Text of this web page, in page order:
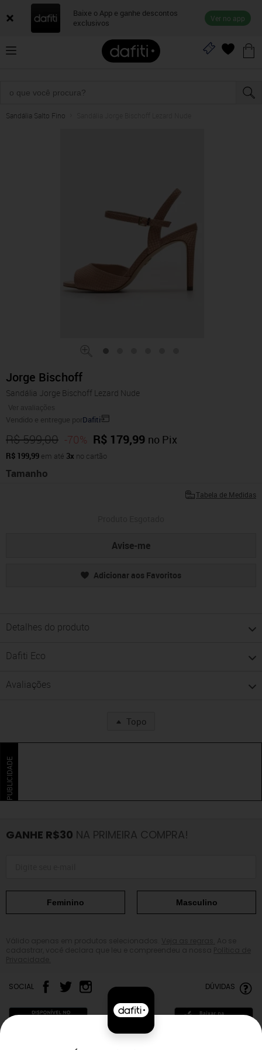
Baixe o App e ganhe descontos
exclusivos
Ver no app
Sandália Salto Fino
Jorge Bischoff
Sandália Jorge Bischoff Lezard Nude
Ver avaliações
Vendido e entregue porDafiti
R$ 599,00 -70% R$ 179,99 no Pix
R$ 199,99 em até 3x no cartão
Tamanho
Tabela de Medidas
Avise-me
Adicionar aos Favoritos
Detalhes do produto
Dafiti Eco
Avaliações
Topo
PUBLICIDADE
GANHE R$30 NA PRIMEIRA COMPRA!
Feminino Masculino
SOCIAL DÚVIDAS